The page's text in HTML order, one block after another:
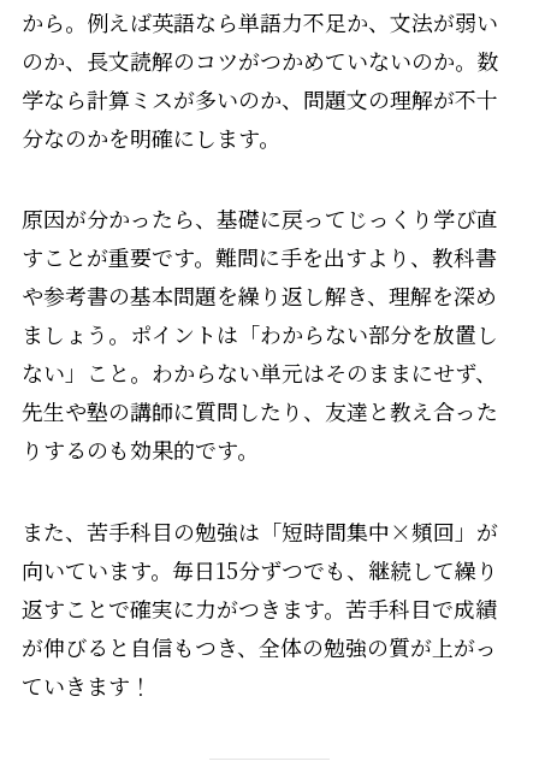
から。例えば英語なら単語力不足か、文法が弱い
のか、長文読解のコツがつかめていないのか。数
学なら計算ミスが多いのか、問題文の理解が不十
分なのかを明確にします。
原因が分かったら、基礎に戻ってじっくり学び直
すことが重要です。難問に手を出すより、教科書
や参考書の基本問題を繰り返し解き、理解を深め
ましょう。ポイントは「わからない部分を放置し
ない」こと。わからない単元はそのままにせず、
先生や塾の講師に質問したり、友達と教え合った
りするのも効果的です。
また、苦手科目の勉強は「短時間集中×頻回」が
向いています。毎日15分ずつでも、継続して繰り
返すことで確実に力がつきます。苦手科目で成績
が伸びると自信もつき、全体の勉強の質が上がっ
ていきます！